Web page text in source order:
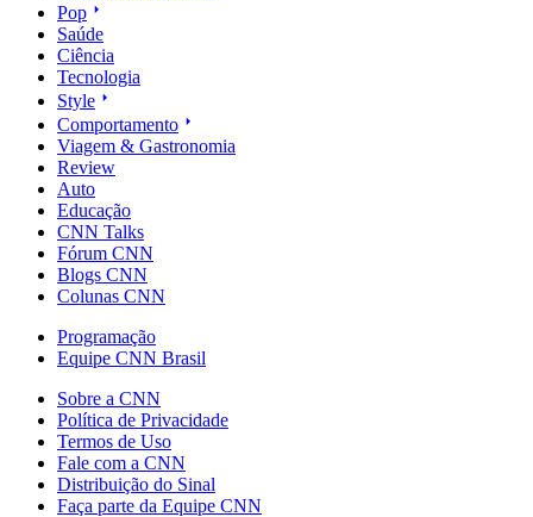
Pop
Saúde
Ciência
Tecnologia
Style
Comportamento
Viagem & Gastronomia
Review
Auto
Educação
CNN Talks
Fórum CNN
Blogs CNN
Colunas CNN
Programação
Equipe CNN Brasil
Sobre a CNN
Política de Privacidade
Termos de Uso
Fale com a CNN
Distribuição do Sinal
Faça parte da Equipe CNN